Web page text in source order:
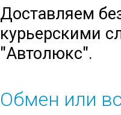
Доставляем
курьерскими
"Автолюкс".
Обмен или